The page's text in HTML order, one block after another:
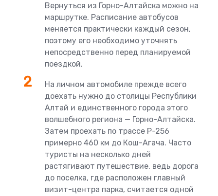
Вернуться из Горно-Алтайска можно на
маршрутке. Расписание автобусов
меняется практически каждый сезон,
поэтому его необходимо уточнять
непосредственно перед планируемой
поездкой.
На личном автомобиле прежде всего
доехать нужно до столицы Республики
Алтай и единственного города этого
волшебного региона — Горно-Алтайска.
Затем проехать по трассе Р-256
примерно 460 км до Кош-Агача. Часто
туристы на несколько дней
растягивают путешествие, ведь дорога
до поселка, где расположен главный
визит-центра парка, считается одной